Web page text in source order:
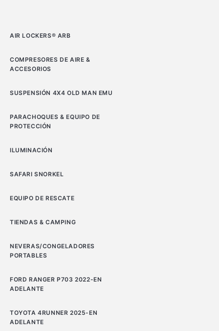
AIR LOCKERS® ARB
COMPRESORES DE AIRE &
ACCESORIOS
SUSPENSIÓN 4X4 OLD MAN EMU
PARACHOQUES & EQUIPO DE
PROTECCIÓN
ILUMINACIÓN
SAFARI SNORKEL
EQUIPO DE RESCATE
TIENDAS & CAMPING
NEVERAS/CONGELADORES
PORTABLES
FORD RANGER P703 2022-EN
ADELANTE
TOYOTA 4RUNNER 2025-EN
ADELANTE